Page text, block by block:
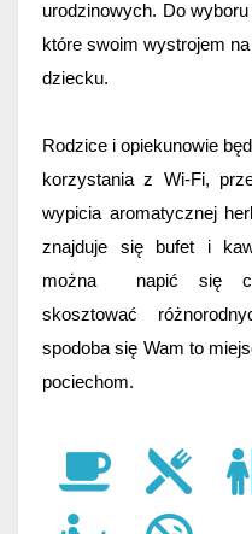
urodzinowych. Do
które swoim wystrojem
dziecku.
Rodzice i opiekunowie
korzystania z Wi-Fi,
wypicia aromatycznej
znajduje się bufet i
można  napić się
skosztować
spodoba się Wam to
pociechom.